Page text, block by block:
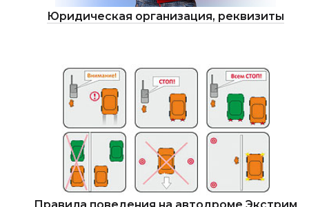
Юридическая организация, реквизиты